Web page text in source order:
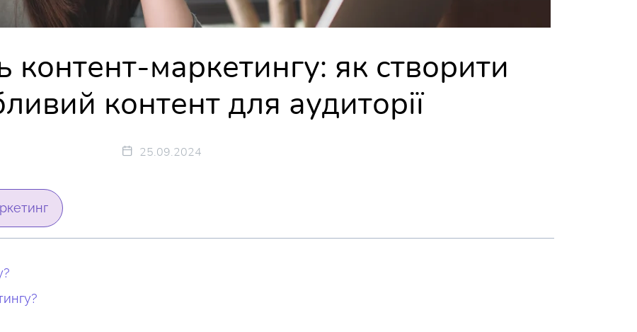
контент-маркетингу: як створити
контент для аудиторії
25.09.2024